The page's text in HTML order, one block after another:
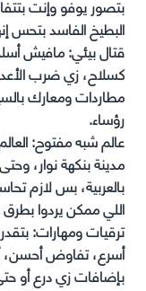
بتصور يوفو وإنت
البطيخ الفاسد بتحس
قتال بيئي: مافيش
كسلاح، زي ضرب
مطاردات ومعارك
رؤساء.
عالم شبه مفتوح:
مدينة بنكهة نوار،
بالعربية، بس لازم
اللي ممكن يردوا بطرق
ترقيات ومهارات:
أسرع، تفاوض أحسن،
بإضافات زي درع أو